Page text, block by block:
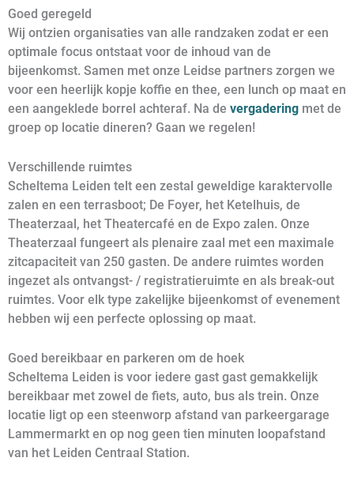
Goed geregeld
Wij ontzien organisaties van alle randzaken zodat er een
optimale focus ontstaat voor de inhoud van de
bijeenkomst. Samen met onze Leidse partners zorgen we
voor een heerlijk kopje koffie en thee, een lunch op maat en
een aangeklede borrel achteraf. Na de vergadering met de
groep op locatie dineren? Gaan we regelen!
Verschillende ruimtes
Scheltema Leiden telt een zestal geweldige karaktervolle
zalen en een terrasboot; De Foyer, het Ketelhuis, de
Theaterzaal, het Theatercafé en de Expo zalen. Onze
Theaterzaal fungeert als plenaire zaal met een maximale
zitcapaciteit van 250 gasten. De andere ruimtes worden
ingezet als ontvangst- / registratieruimte en als break-out
ruimtes. Voor elk type zakelijke bijeenkomst of evenement
hebben wij een perfecte oplossing op maat.
Goed bereikbaar en parkeren om de hoek
Scheltema Leiden is voor iedere gast gast gemakkelijk
bereikbaar met zowel de fiets, auto, bus als trein. Onze
locatie ligt op een steenworp afstand van parkeergarage
Lammermarkt en op nog geen tien minuten loopafstand
van het Leiden Centraal Station.